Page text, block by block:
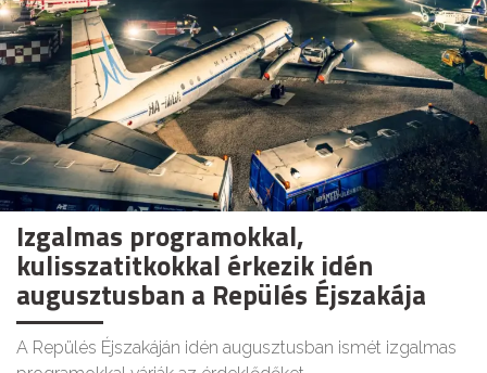
Izgalmas programokkal,
kulisszatitkokkal érkezik idén
augusztusban a Repülés Éjszakája
A Repülés Éjszakáján idén augusztusban ismét izgalmas